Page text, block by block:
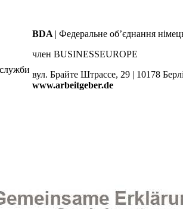
BDA | Федеральне об’єднання
член BUSINESSEUROPE
вул. Брайте Штрассе, 29 | 10178
www.arbeitgeber.de